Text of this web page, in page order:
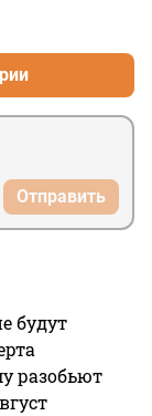
Отправить
будут
разобьют